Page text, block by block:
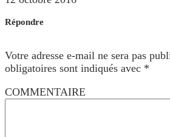
Répondre
Votre adresse e-mail ne sera pas
obligatoires sont indiqués avec *
COMMENTAIRE